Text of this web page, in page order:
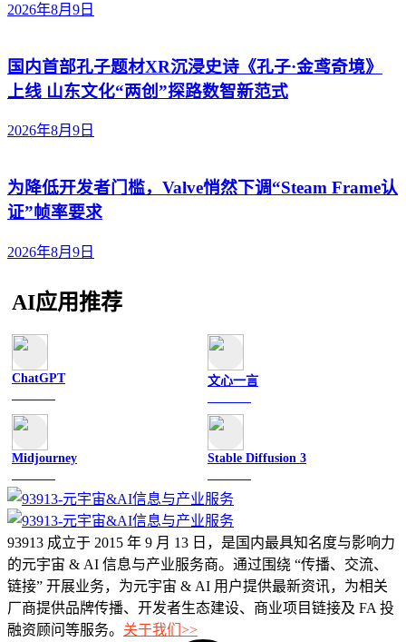
2026年8月9日
国内首部孔子题材XR沉浸史诗《孔子·金鸢奇境》
上线 山东文化“两创”探路数智新范式
2026年8月9日
为降低开发者门槛，Valve悄然下调“Steam Frame认
证”帧率要求
2026年8月9日
AI应用推荐
ChatGPT 文心一言
Midjourney Stable Diffusion 3
93913 成立于 2015 年 9 月 13 日，是国内最具知名度与影响力
的元宇宙 & AI 信息与产业服务商。通过围绕 “传播、交流、
链接” 开展业务，为元宇宙 & AI 用户提供最新资讯，为相关
厂商提供品牌传播、开发者生态建设、商业项目链接及 FA 投
融资顾问等服务。 关于我们>>